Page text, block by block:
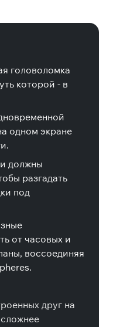
головоломка
которой - в
одном экране
должны
разгадать
под
от часовых и
воссоединяя
друг на